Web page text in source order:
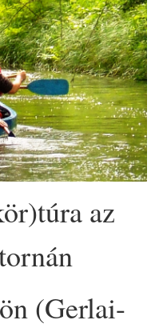
az
(Gerlai-